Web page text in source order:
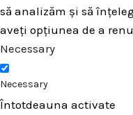
să analizăm și să
aveți opțiunea de a
Necessary
Necessary
Întotdeauna activate